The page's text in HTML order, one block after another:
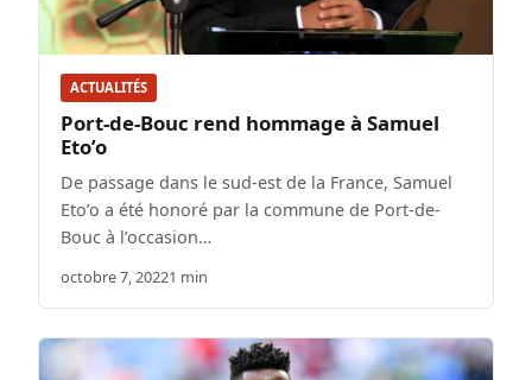
ACTUALITÉS
Port-de-Bouc rend hommage à Samuel
Eto’o
De passage dans le sud-est de la France, Samuel
Eto’o a été honoré par la commune de Port-de-
Bouc à l’occasion…
octobre 7, 20221 min